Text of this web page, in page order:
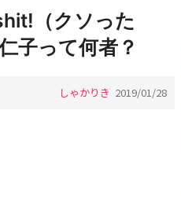
（クソった
子って何者？
しゃかりき 2019/01/28